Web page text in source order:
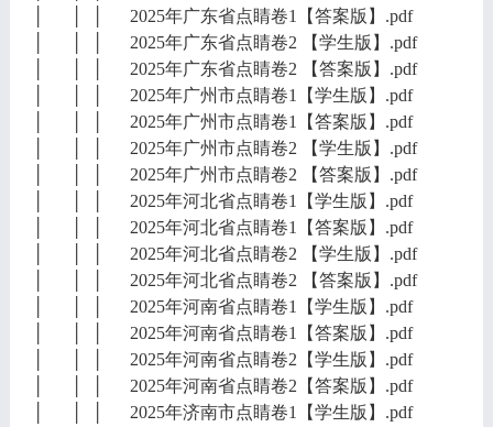
│ │ │ 2025年广东省点睛卷1【答案版】.pdf
│ │ │ 2025年广东省点睛卷2 【学生版】.pdf
│ │ │ 2025年广东省点睛卷2 【答案版】.pdf
│ │ │ 2025年广州市点睛卷1【学生版】.pdf
│ │ │ 2025年广州市点睛卷1【答案版】.pdf
│ │ │ 2025年广州市点睛卷2 【学生版】.pdf
│ │ │ 2025年广州市点睛卷2 【答案版】.pdf
│ │ │ 2025年河北省点睛卷1【学生版】.pdf
│ │ │ 2025年河北省点睛卷1【答案版】.pdf
│ │ │ 2025年河北省点睛卷2 【学生版】.pdf
│ │ │ 2025年河北省点睛卷2 【答案版】.pdf
│ │ │ 2025年河南省点睛卷1【学生版】.pdf
│ │ │ 2025年河南省点睛卷1【答案版】.pdf
│ │ │ 2025年河南省点睛卷2【学生版】.pdf
│ │ │ 2025年河南省点睛卷2【答案版】.pdf
│ │ │ 2025年济南市点睛卷1【学生版】.pdf